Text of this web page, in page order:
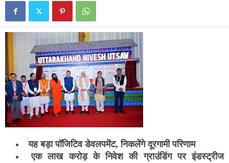
यह बड़ा पॉजिटिव डेवलपमेंट, निकलेंगे दूरगामी परिणाम
एक लाख करोड़ के निवेश की ग्राउंडिंग पर इंडस्ट्रीज